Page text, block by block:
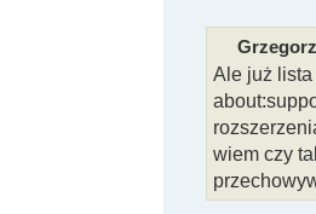
Ale już
wiem czy